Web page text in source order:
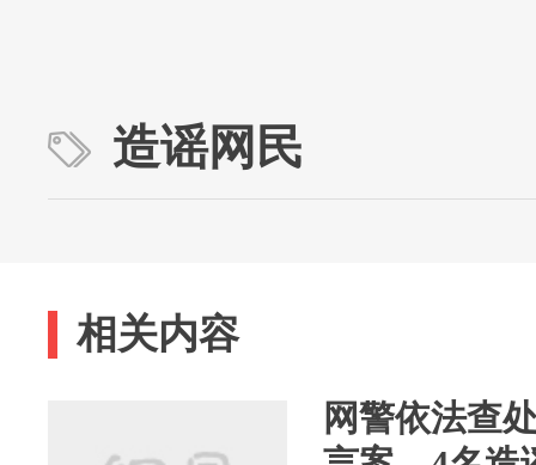
造谣网民
相关内容
网警依法查